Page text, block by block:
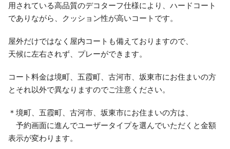
用されている高品質のデコターフ仕様により、ハードコート
でありながら、クッション性が高いコートです。
屋外だけではなく屋内コートも備えておりますので、
天候に左右されず、プレーができます。
コート料金は境町、五霞町、古河市、坂東市にお住まいの方
とそれ以外で異なりますのでご注意ください。
＊境町、五霞町、古河市、坂東市にお住まいの方は、
予約画面に進んでユーザータイプを選んでいただくと金額
表示が変わります。